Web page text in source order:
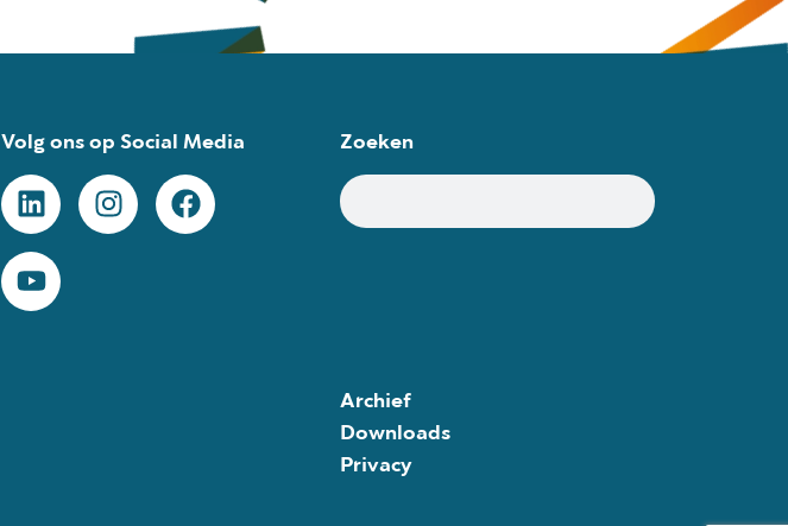
Volg ons op Social Media Zoeken
Archief
Downloads
Privacy